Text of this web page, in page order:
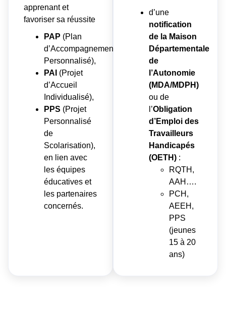
apprenant et
favoriser sa réussite
PAP (Plan
d’Accompagnement
Personnalisé),
PAI (Projet
d’Accueil
Individualisé),
PPS (Projet
Personnalisé
de
Scolarisation),
en lien avec
les équipes
éducatives et
les partenaires
concernés.
d’une
notification
de la Maison
Départementale
de
l’Autonomie
(MDA/MDPH)
ou de
l’Obligation
d’Emploi des
Travailleurs
Handicapés
(OETH) :
RQTH,
AAH….
PCH,
AEEH,
PPS
(jeunes
15 à 20
ans)